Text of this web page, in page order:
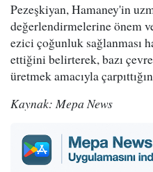
Pezeşkiyan, Hamaney'in
değerlendirmelerine önem
ezici çoğunluk sağlanması
ettiğini belirterek, bazı
üretmek amacıyla
Kaynak: Mepa News